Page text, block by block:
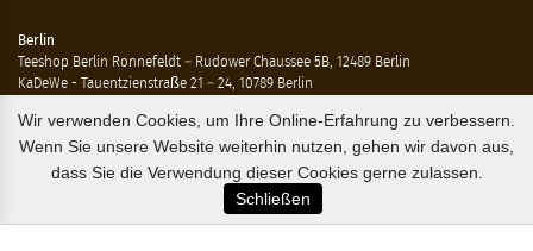
Berlin
Teeshop Berlin Ronnefeldt – Rudower Chaussee 5B, 12489 Berlin
KaDeWe - Tauentzienstraße 21 – 24, 10789 Berlin
Ting - Rykestraße 41, 10405 Berlin
Flensburg
Marzipan Im Hof – Rote Str. 18-20, 24937 Flensburg
Wir verwenden Cookies, um Ihre Online-Erfahrung zu verbessern.
Wenn Sie unsere Website weiterhin nutzen, gehen wir davon aus,
dass Sie die Verwendung dieser Cookies gerne zulassen.
Schließen